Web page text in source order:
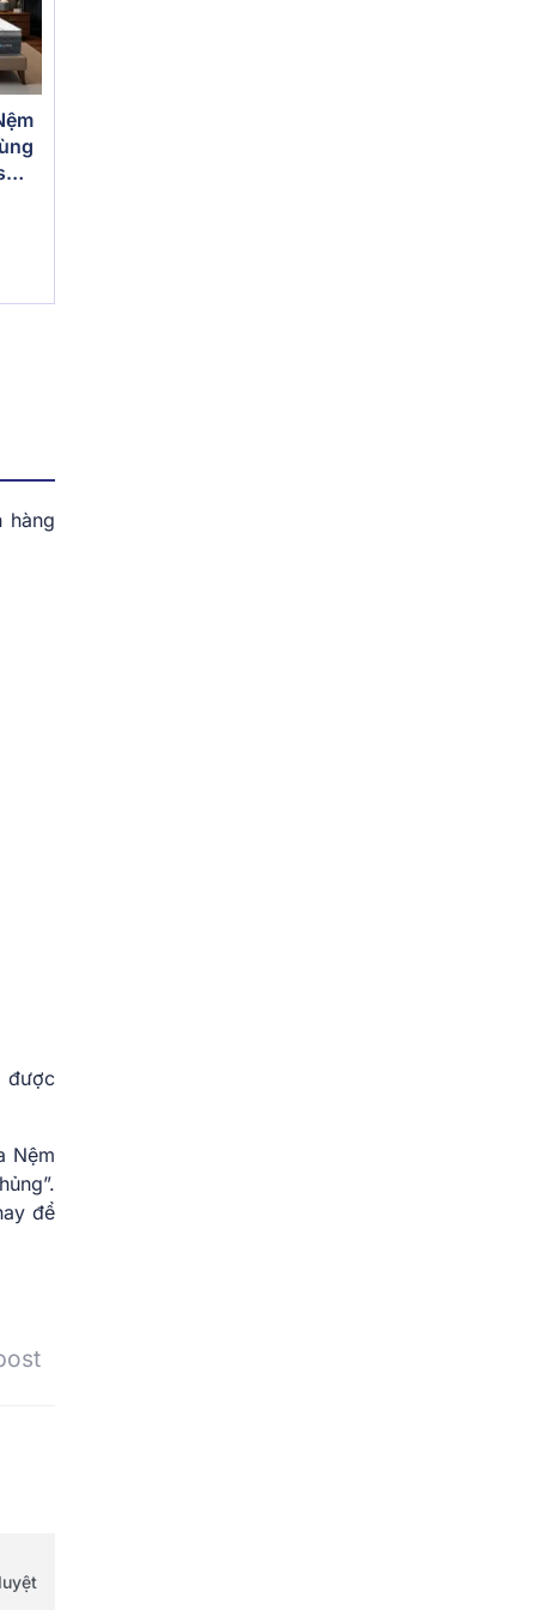
hàng
được
Nệm
để